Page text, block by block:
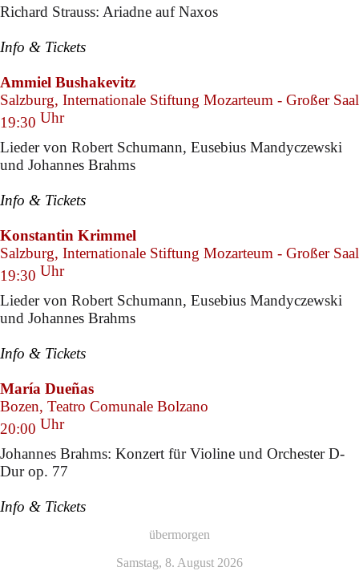
Richard Strauss: Ariadne auf Naxos
Info & Tickets
Ammiel Bushakevitz
Salzburg, Internationale Stiftung Mozarteum - Großer Saal
19:30 Uhr
Lieder von Robert Schumann, Eusebius Mandyczewski
und Johannes Brahms
Info & Tickets
Konstantin Krimmel
Salzburg, Internationale Stiftung Mozarteum - Großer Saal
19:30 Uhr
Lieder von Robert Schumann, Eusebius Mandyczewski
und Johannes Brahms
Info & Tickets
María Dueñas
Bozen, Teatro Comunale Bolzano
20:00 Uhr
Johannes Brahms: Konzert für Violine und Orchester D-
Dur op. 77
Info & Tickets
übermorgen
Samstag, 8. August 2026